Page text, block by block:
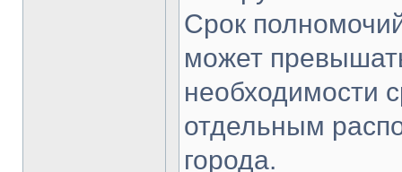
Срок
может
необходимости
отдельным
города.